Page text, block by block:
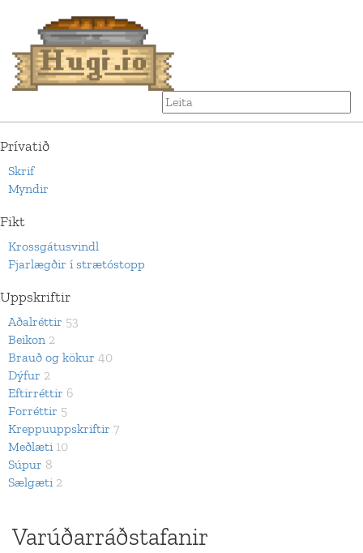
Prívatið
Skrif
Myndir
Fikt
Krossgátusvindl
Fjarlægðir í strætóstopp
Uppskriftir
Aðalréttir 53
Beikon 2
Brauð og kökur 40
Dýfur 2
Eftirréttir 6
Forréttir 5
Kreppuuppskriftir 7
Meðlæti 10
Súpur 8
Sælgæti 2
Varúðarráðstafanir